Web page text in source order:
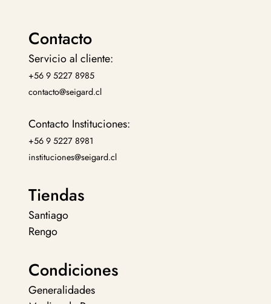
Contacto
Servicio al cliente:
+56 9 5227 8985
contacto@seigard.cl
Contacto Instituciones:
+56 9 5227 8981
instituciones@seigard.cl
Tiendas
Santiago
Rengo
Condiciones
Generalidades